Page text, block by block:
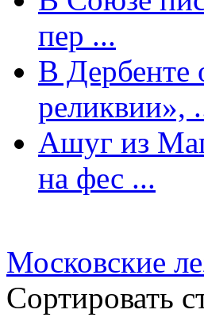
пер ...
В Дербенте
реликвии»,
Ашуг из
на фес ...
Московские
Сортировать